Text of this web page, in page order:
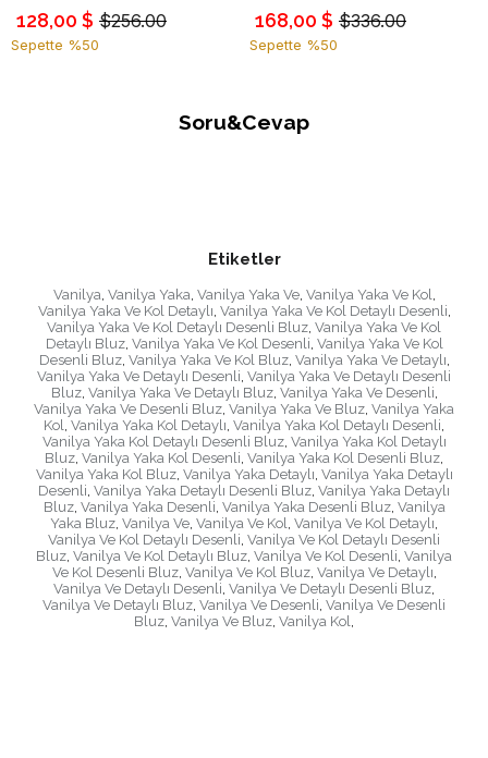
$256.00
128,00 $
Sepette %50
$336.00
168,00 $
Sepette %50
Soru&Cevap
Etiketler
Vanilya, Vanilya Yaka, Vanilya Yaka Ve, Vanilya Yaka Ve Kol,
Vanilya Yaka Ve Kol Detaylı, Vanilya Yaka Ve Kol Detaylı Desenli,
Vanilya Yaka Ve Kol Detaylı Desenli Bluz, Vanilya Yaka Ve Kol
Detaylı Bluz, Vanilya Yaka Ve Kol Desenli, Vanilya Yaka Ve Kol
Desenli Bluz, Vanilya Yaka Ve Kol Bluz, Vanilya Yaka Ve Detaylı,
Vanilya Yaka Ve Detaylı Desenli, Vanilya Yaka Ve Detaylı Desenli
Bluz, Vanilya Yaka Ve Detaylı Bluz, Vanilya Yaka Ve Desenli,
Vanilya Yaka Ve Desenli Bluz, Vanilya Yaka Ve Bluz, Vanilya Yaka
Kol, Vanilya Yaka Kol Detaylı, Vanilya Yaka Kol Detaylı Desenli,
Vanilya Yaka Kol Detaylı Desenli Bluz, Vanilya Yaka Kol Detaylı
Bluz, Vanilya Yaka Kol Desenli, Vanilya Yaka Kol Desenli Bluz,
Vanilya Yaka Kol Bluz, Vanilya Yaka Detaylı, Vanilya Yaka Detaylı
Desenli, Vanilya Yaka Detaylı Desenli Bluz, Vanilya Yaka Detaylı
Bluz, Vanilya Yaka Desenli, Vanilya Yaka Desenli Bluz, Vanilya
Yaka Bluz, Vanilya Ve, Vanilya Ve Kol, Vanilya Ve Kol Detaylı,
Vanilya Ve Kol Detaylı Desenli, Vanilya Ve Kol Detaylı Desenli
Bluz, Vanilya Ve Kol Detaylı Bluz, Vanilya Ve Kol Desenli, Vanilya
Ve Kol Desenli Bluz, Vanilya Ve Kol Bluz, Vanilya Ve Detaylı,
Vanilya Ve Detaylı Desenli, Vanilya Ve Detaylı Desenli Bluz,
Vanilya Ve Detaylı Bluz, Vanilya Ve Desenli, Vanilya Ve Desenli
Bluz, Vanilya Ve Bluz, Vanilya Kol,